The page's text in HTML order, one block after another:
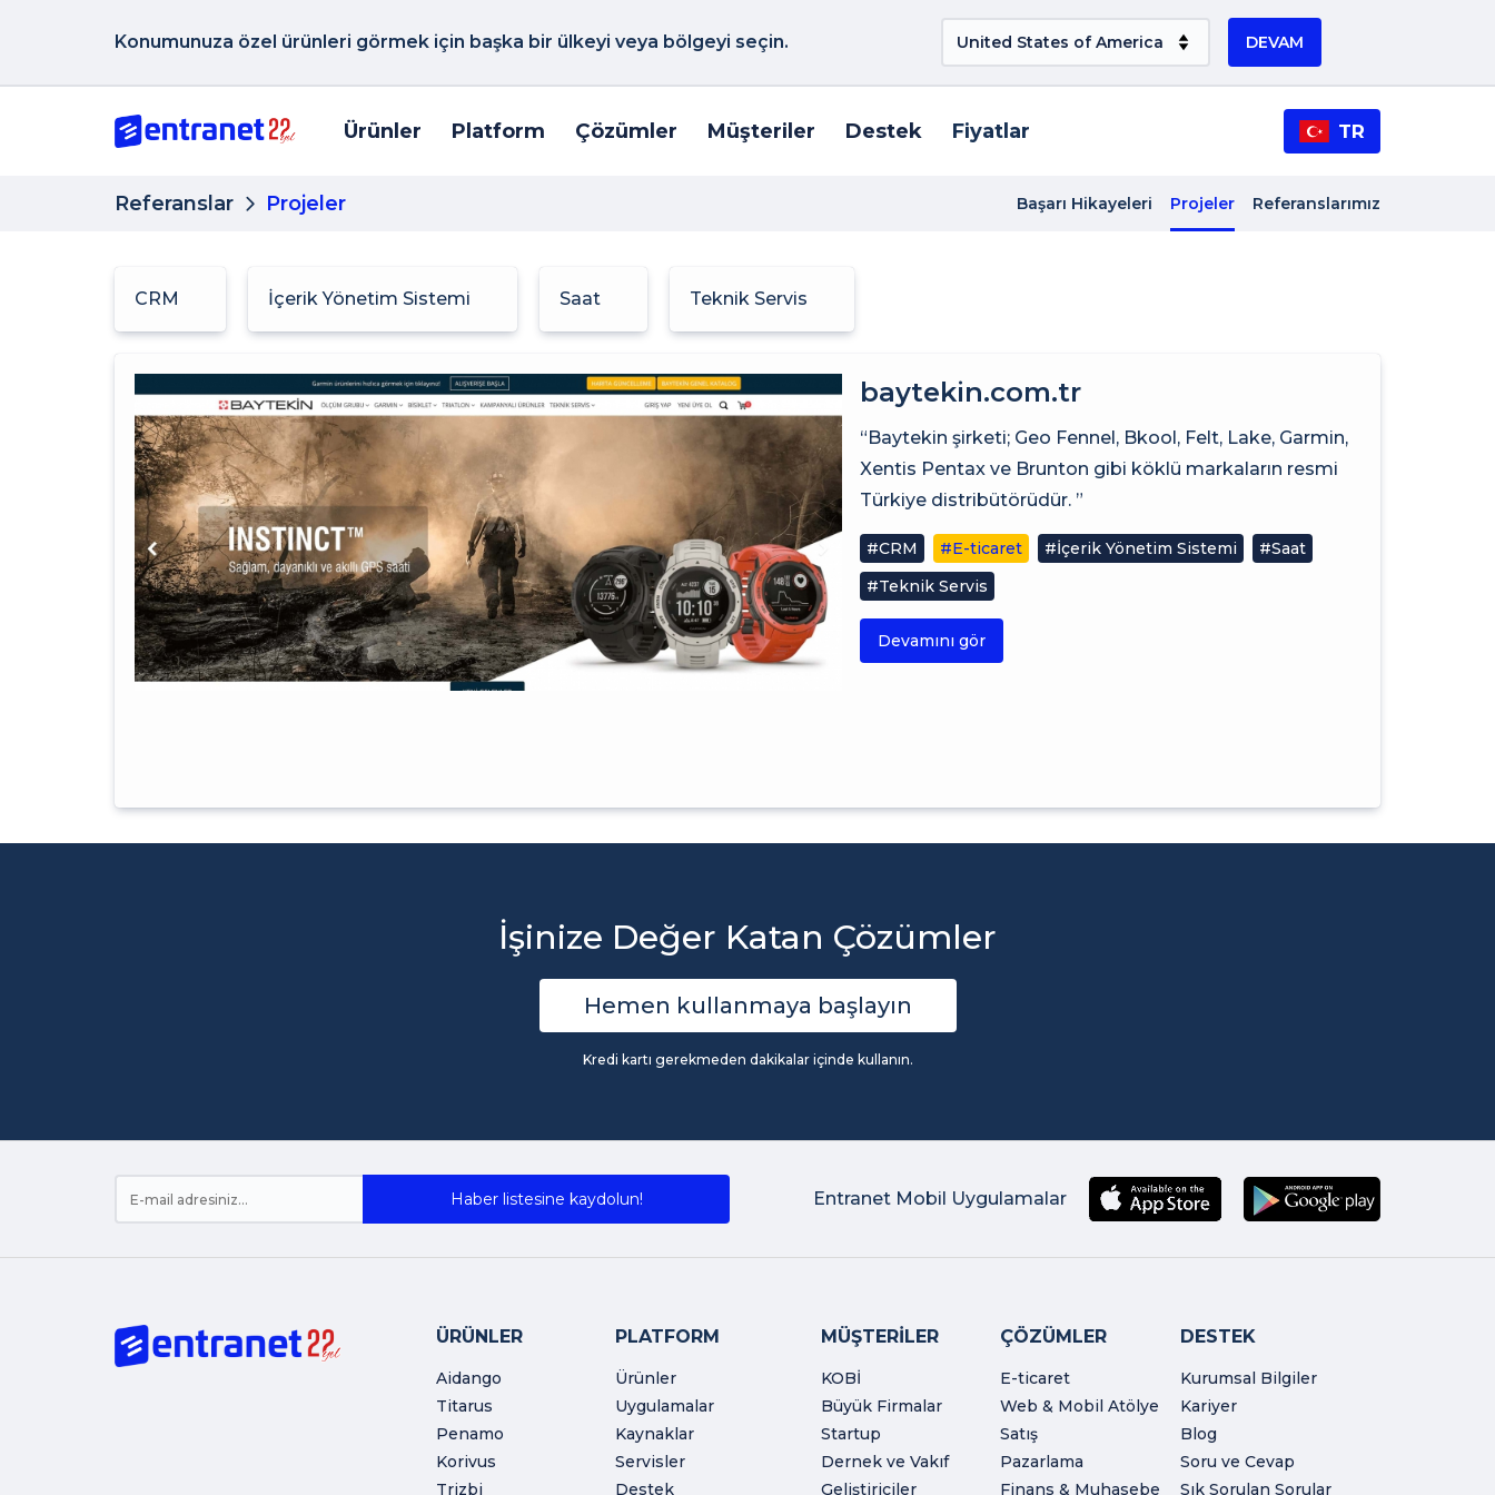
Konumunuza özel ürünleri görmek için başka bir ülkeyi veya bölgeyi seçin. DEVAM
Ürünler Platform Çözümler Müşteriler Destek Fiyatlar TR
Referanslar Projeler Başarı Hikayeleri Projeler Referanslarımız
CRM İçerik Yönetim Sistemi Saat Teknik Servis
baytekin.com.tr
“Baytekin şirketi; Geo Fennel, Bkool, Felt, Lake, Garmin,
Xentis Pentax ve Brunton gibi köklü markaların resmi
Türkiye distribütörüdür. ”
#CRM #E-ticaret #İçerik Yönetim Sistemi
#Saat
#Teknik Servis
Devamını gör
İşinize Değer Katan Çözümler
Hemen kullanmaya başlayın
Kredi kartı gerekmeden dakikalar içinde kullanın.
Haber listesine kaydolun! Entranet Mobil Uygulamalar
ÜRÜNLER
Aidango
Titarus
Penamo
Korivus
Trizbi
PLATFORM
Ürünler
Uygulamalar
Kaynaklar
Servisler
Destek
MÜŞTERİLER
KOBİ
Büyük Firmalar
Startup
Dernek ve Vakıf
Geliştiriciler
ÇÖZÜMLER
E-ticaret
Web & Mobil Atölye
Satış
Pazarlama
Finans & Muhasebe
DESTEK
Kurumsal Bilgiler
Kariyer
Blog
Soru ve Cevap
Sık Sorulan Sorular